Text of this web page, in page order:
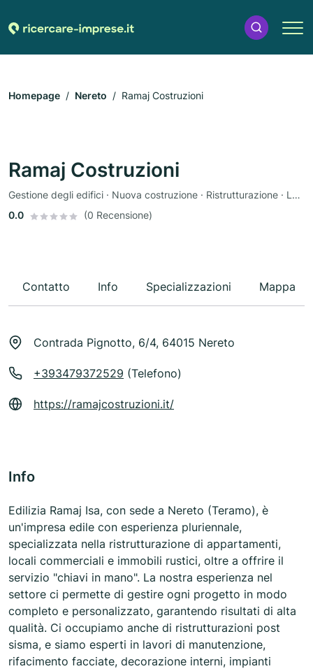
Homepage Nereto Ramaj Costruzioni
Ramaj Costruzioni
Gestione degli edifici · Nuova costruzione · Ristrutturazione · Lavori di facciata · Impianti sanitari
0.0
(0 Recensione)
Contatto Info Specializzazioni Mappa
Contrada Pignotto, 6/4, 64015 Nereto
+393479372529 (Telefono)
https://ramajcostruzioni.it/
Info
Edilizia Ramaj Isa, con sede a Nereto (Teramo), è
un'impresa edile con esperienza pluriennale,
specializzata nella ristrutturazione di appartamenti,
locali commerciali e immobili rustici, oltre a offrire il
servizio "chiavi in mano". La nostra esperienza nel
settore ci permette di gestire ogni progetto in modo
completo e personalizzato, garantendo risultati di alta
qualità. Ci occupiamo anche di ristrutturazioni post
sisma, e siamo esperti in lavori di manutenzione,
rifacimento facciate, decorazione interni, impianti